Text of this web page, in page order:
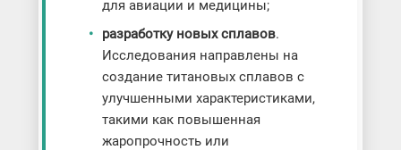
для авиации и медицины;
разработку новых сплавов.
Исследования направлены на
создание титановых сплавов с
улучшенными характеристиками,
такими как повышенная
жаропрочность или